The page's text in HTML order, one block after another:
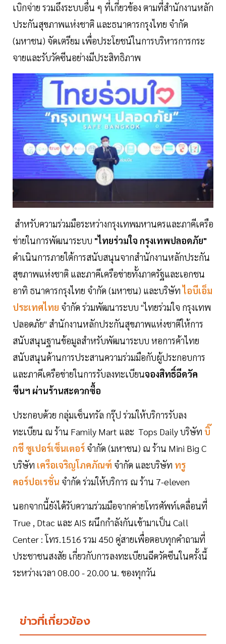
เบิกจ่าย รวมถึงระบบอื่น ๆ ที่เกี่ยวข้อง ตามที่สำนักงานหลัก
ประกันสุขภาพแห่งชาติ และธนาคารกรุงไทย จำกัด
(มหาชน) จัดเตรียม เพื่อประโยชน์ในการบริหารการกระ
จายและรับวัคซีนอย่างมีประสิทธิภาพ
สำหรับความร่วมมือระหว่างกรุงเทพมหานครและภาคีเครือ
ข่ายในการพัฒนาระบบ "ไทยร่วมใจ กรุงเทพปลอดภัย"
ดำเนินการภายใต้การสนับสนุนจากสำนักงานหลักประกัน
สุขภาพแห่งชาติ และภาคีเครือข่ายทั้งภาครัฐและเอกชน
อาทิ ธนาคารกรุงไทย จำกัด (มหาชน) และบริษัทไอบีเอ็ม
ประเทศไทย จำกัด ร่วมพัฒนาระบบ "ไทยร่วมใจ กรุงเทพ
ปลอดภัย" สำนักงานหลักประกันสุขภาพแห่งชาติให้การ
สนับสนุนฐานข้อมูลสำหรับพัฒนาระบบ หอการค้าไทย
สนับสนุนด้านการประสานความร่วมมือกับผู้ประกอบการ
และภาคีเครือข่ายในการรับลงทะเบียนจองสิทธิ์ฉีดวัค
ซีนฯ ผ่านร้านสะดวกซื้อ
ประกอบด้วย กลุ่มเซ็นทรัล กรุ๊ป ร่วมให้บริการรับลง
ทะเบียน ณ ร้าน Family Mart และ Tops Daily บริษัท บิ๊
กชี ซูเปอร์เซ็นเตอร์ จำกัด (มหาชน) ณ ร้าน Mini Big C
บริษัท เครือเจริญโภคภัณฑ์ จำกัด และบริษัท ทรู
คอร์ปอเรชั่น จำกัด ร่วมให้บริการ ณ ร้าน 7-eleven
นอกจากนี้ยังได้รับความร่วมมือจากค่ายโทรศัพท์เคลื่อนที่
True , Dtac และ AIS ผนึกกำลังกันเข้ามาเป็น Call
Center : โทร.1516 รวม 450 คู่สายเพื่อตอบทุกคำถามที่
ประชาชนสงสัย เกี่ยวกับการลงทะเบียนฉีดวัคซีนในครั้งนี้
ระหว่างเวลา 08.00 - 20.00 น. ของทุกวัน
ข่าวที่เกี่ยวข้อง